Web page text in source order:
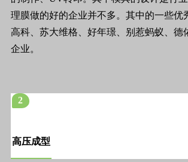
理膜做的好的企业并不多。其中的一些优
高科、苏大维格、好年璟、别惹蚂蚁、德
企业。
2
高压成型